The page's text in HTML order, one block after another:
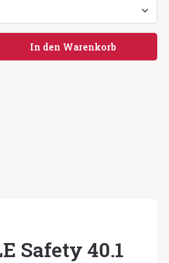
Wert ein oder
In den Warenkorb
Safety 40.1